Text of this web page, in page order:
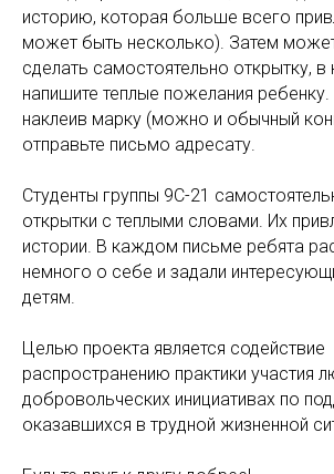
историю, которая больше всего
может быть несколько). Затем
сделать самостоятельно открытку, в
напишите теплые пожелания
наклеив марку (можно и обычный
отправьте письмо адресату.
Студенты группы 9С-21
открытки с теплыми словами. Их
истории. В каждом письме ребята
немного о себе и задали
детям.
Целью проекта является содействие
распространению практики участия
добровольческих инициативах по
оказавшихся в трудной жизненной